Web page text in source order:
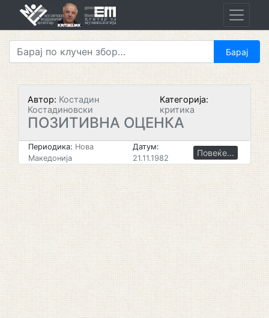
Автор: Костадин
Костадиновски
Категорија:
критика
ПОЗИТИВНА ОЦЕНКА
Периодика: Нова
Македонија
Датум:
21.11.1982
Повеќе...